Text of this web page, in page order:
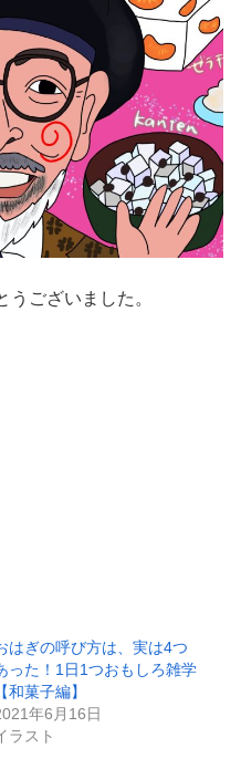
ございました。
はぎの呼び方は、実は4つ
った！1日1つおもしろ雑学
【和菓子編】
年6月16日
ラスト